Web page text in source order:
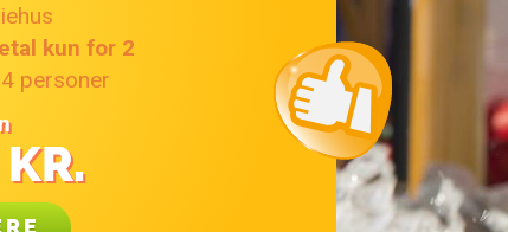
kun for 2
personer
KR.